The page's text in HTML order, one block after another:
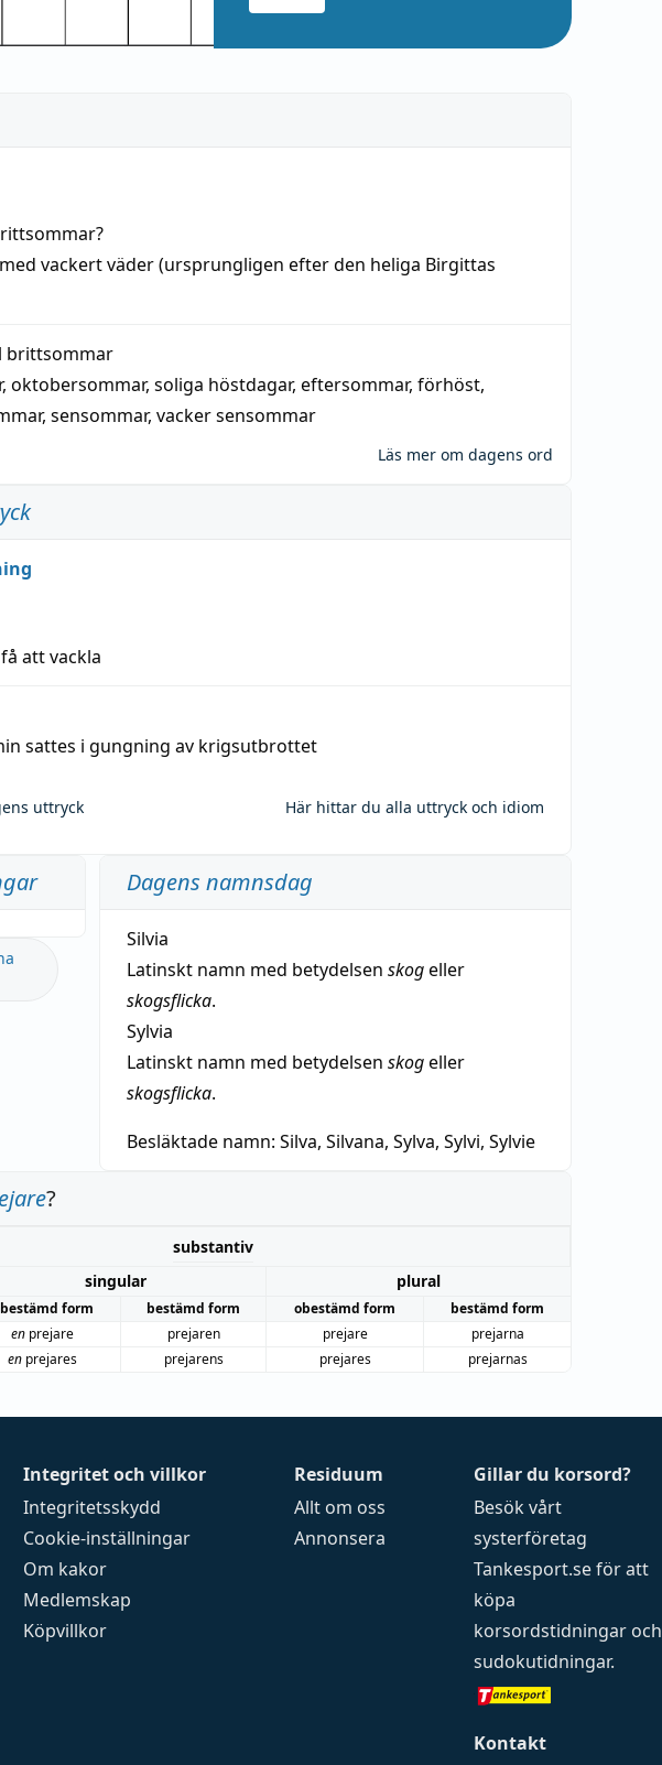
?
med vackertväder(ursprungligen efter den heliga Birgittas
brittsommar
, oktobersommar, soliga höstdagar, eftersommar, förhöst,
, sensommar, vacker sensommar
Läs mer om dagens ord
att vackla
sattes i gungning av krigsutbrottet
uttryck Här hittar du alla uttryck och idiom
Dagens namnsdag
Silvia
Latinskt namn med betydelsen skogeller
skogsflicka.
Sylvia
Latinskt namn med betydelsen skogeller
skogsflicka.
Besläktade namn: Silva, Silvana, Sylva, Sylvi, Sylvie
?
substantiv
singular
plural
form bestämd form obestämd form
bestämd form
en prejare prejaren prejare
prejarna
en prejares prejarens prejares prejarnas
Integritet och villkor
Integritetsskydd
Cookie-inställningar
Om kakor
Medlemskap
Köpvillkor
Residuum
Allt om oss
Annonsera
Gillar du korsord?
Besök vårt
systerföretag
Tankesport.seför att
köpa
korsordstidningar och
sudokutidningar.
Kontakt